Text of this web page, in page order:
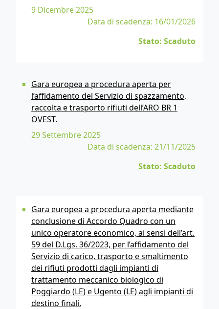
9 Dicembre 2025
Data di scadenza: 16/01/2026
Stato: Scaduto
Gara europea a procedura aperta per
l’affidamento del Servizio di spazzamento,
raccolta e trasporto rifiuti dell’ARO BR 1
OVEST.
29 Settembre 2025
Data di scadenza: 21/11/2025
Stato: Scaduto
Gara europea a procedura aperta mediante
conclusione di Accordo Quadro con un
unico operatore economico, ai sensi dell’art.
59 del D.Lgs. 36/2023, per l’affidamento del
Servizio di carico, trasporto e smaltimento
dei rifiuti prodotti dagli impianti di
trattamento meccanico biologico di
Poggiardo (LE) e Ugento (LE) agli impianti di
destino finali.